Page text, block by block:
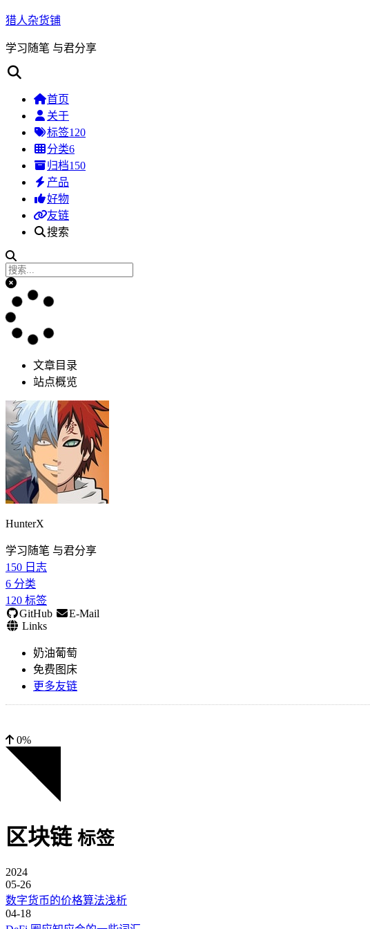
猎人杂货铺
学习随笔 与君分享
首页
关于
标签120
分类6
归档150
产品
好物
友链
搜索
文章目录
站点概览
HunterX
学习随笔 与君分享
150 日志
6 分类
120 标签
GitHub
E-Mail
Links
奶油葡萄
免费图床
更多友链
0%
区块链 标签
2024
05-26
数字货币的价格算法浅析
04-18